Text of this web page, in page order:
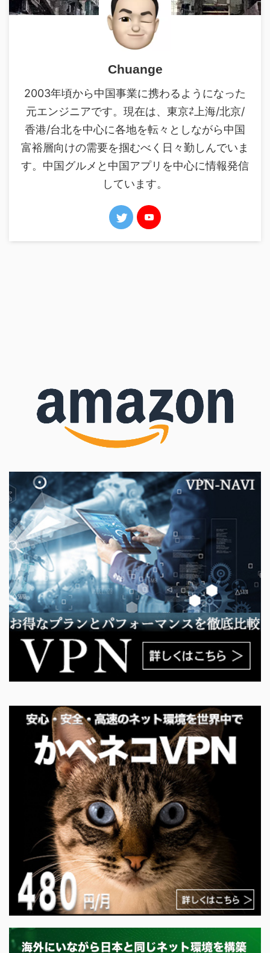
Chuange
2003年頃から中国事業に携わるようになった
元エンジニアです。現在は、東京⇄上海/北京/
香港/台北を中心に各地を転々としながら中国
富裕層向けの需要を掴むべく日々勤しんでいま
す。中国グルメと中国アプリを中心に情報発信
しています。